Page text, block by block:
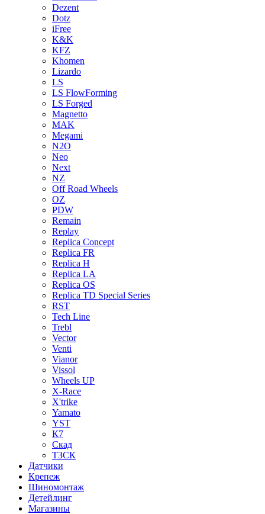
Dezent
Dotz
iFree
K&K
KFZ
Khomen
Lizardo
LS
LS FlowForming
LS Forged
Magnetto
MAK
Megami
N2O
Neo
Next
NZ
Off Road Wheels
OZ
PDW
Remain
Replay
Replica Concept
Replica FR
Replica H
Replica LA
Replica OS
Replica TD Special Series
RST
Tech Line
Trebl
Vector
Venti
Vianor
Vissol
Wheels UP
X-Race
X'trike
Yamato
YST
К7
Скад
ТЗСК
Датчики
Крепеж
Шиномонтаж
Детейлинг
Магазины